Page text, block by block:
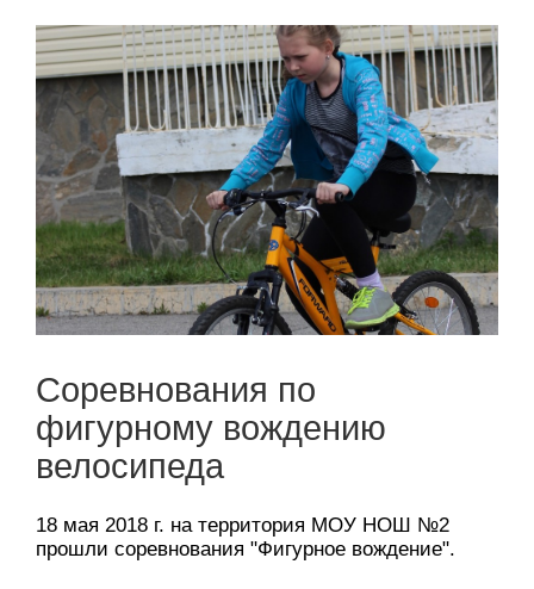
Соревнования по
фигурному вождению
велосипеда
18 мая 2018 г. на территория МОУ НОШ №2
прошли соревнования "Фигурное вождение".